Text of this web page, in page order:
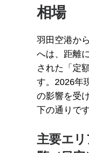
相場
羽田空港か
へは、距離
された「定
す。2026年
の影響を受
下の通りです
主要エ